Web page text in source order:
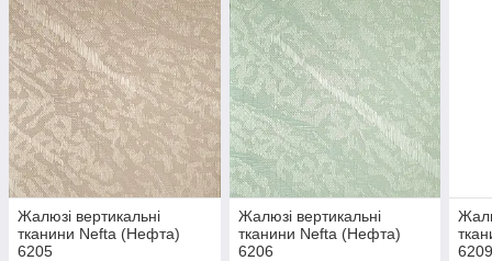
Жалюзі вертикальні
тканини Nefta (Нефта)
6205
Жалюзі вертикальні
тканини Nefta (Нефта)
6206